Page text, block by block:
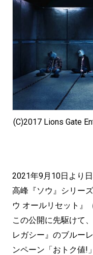
(C)2017 Lions Gate
2021年9月10日より
高峰『ソウ』シリー
ウ オールリセット』
この公開に先駆けて
レガシー』のブルー
ンペーン「おトク値!